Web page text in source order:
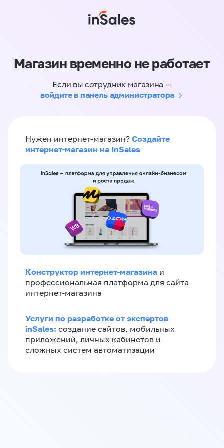
Магазин временно не работает
Если вы сотрудник магазина —
войдите в панель администратора
Нужен интернет-магазин? Создайте
интернет-магазин на InSales
Конструктор интернет-магазина и
профессиональная платформа для сайта
интернет-магазина
Услуги по разработке от экспертов
inSales: создание сайтов, мобильных
приложений, личных кабинетов и
сложных систем автоматизации